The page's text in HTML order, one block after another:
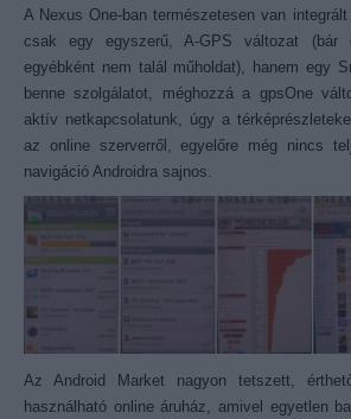
A Nexus One-ban természetesen van
csak egy egyszerű, A-GPS változat (bár
egyébként nem talál műholdat), hanem egy
benne szolgálatot, méghozzá a gpsOne
aktív netkapcsolatunk, úgy a
az online szerverről, egyelőre még nincs
navigáció Androidra sajnos.
Az Android Market nagyon tetszett,
használható online áruház, amivel egyetlen